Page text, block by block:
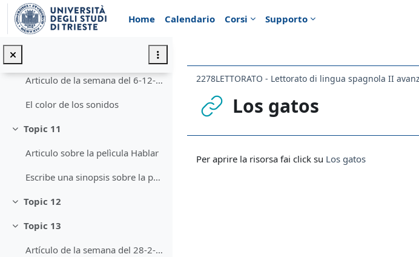
Vai al contenuto principale
Home
Calendario Corsi Supporto
Entrevista La teoria de la abuela
Minimizza
Articulo de la semana del 6-12-21 al 10-12-21
El color de los sonidos
Minimizza
Topic 11
Articulo sobre la pelìcula Hablar
Escribe una sinopsis sobre la película Hablar: argumento, personajes principales, opinión personal(300 palabras aprox.)
Minimizza
Topic 12
Minimizza
Topic 13
Artículo de la semana del 28-2-22 al 4-3-22
Los gatos
Per aprire la risorsa fai click su Los gatos